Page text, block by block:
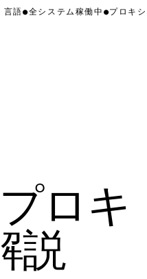
●全システム稼働中●プロキシ・
ロキ
説